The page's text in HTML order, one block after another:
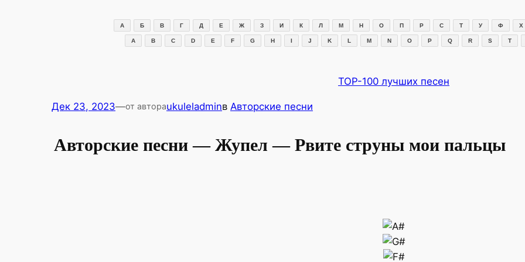
А Б В Г Д Е Ж З И К Л М Н О П Р С Т У Ф Х
A B C D E F G H I J K L M N O P Q R S T
TOP-100 лучших песен
Дек 23, 2023—от автораukuleladminв Авторские песни
Авторские песни — Жупел — Рвите струны мои пальцы